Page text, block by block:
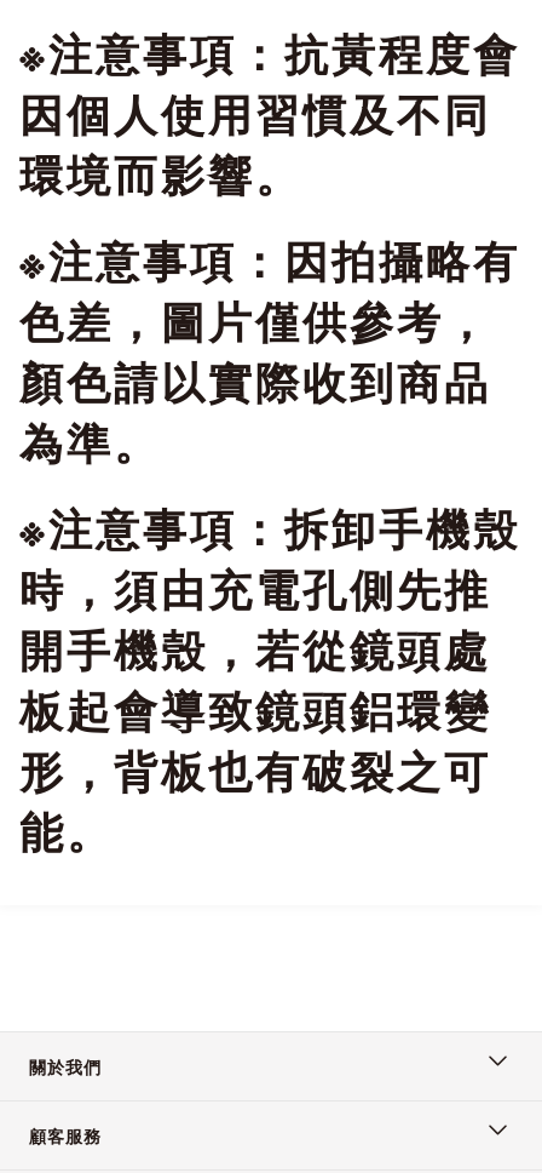
※注意事項：抗黃程度會
因個人使用習慣及不同
環境而影響。
※注意事項：因拍攝略有
色差，圖片僅供參考，
顏色請以實際收到商品
為準。
※注意事項：拆卸手機殼
時，須由充電孔側先推
開手機殼，若從鏡頭處
板起會導致鏡頭鋁環變
形，背板也有破裂之可
能。
關於我們
顧客服務